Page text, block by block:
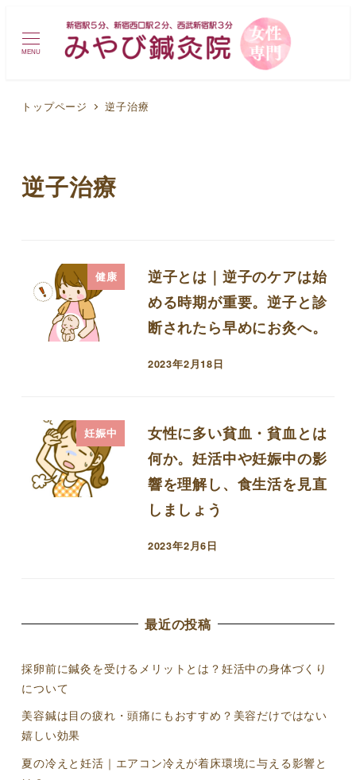
MENU
トップページ 逆子治療
逆子治療
健康
逆子とは｜逆子のケアは始
める時期が重要。逆子と診
断されたら早めにお灸へ。
投稿日
2023年2月18日
妊娠中
女性に多い貧血・貧血とは
何か。妊活中や妊娠中の影
響を理解し、食生活を見直
しましょう
投稿日
2023年2月6日
最近の投稿
採卵前に鍼灸を受けるメリットとは？妊活中の身体づくり
について
美容鍼は目の疲れ・頭痛にもおすすめ？美容だけではない
嬉しい効果
夏の冷えと妊活｜エアコン冷えが着床環境に与える影響と